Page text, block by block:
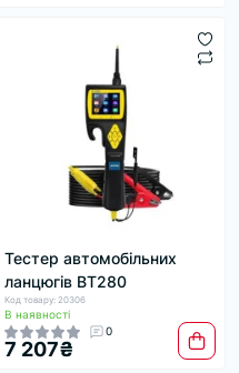
Тестер автомобільних
ланцюгів BT280
Код товару: 20306
В наявності
0
7 207₴